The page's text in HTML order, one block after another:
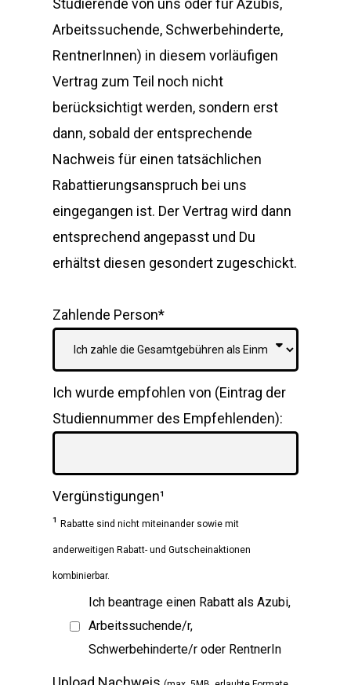
Studierende von uns oder für Azubis,
Arbeitssuchende, Schwerbehinderte,
RentnerInnen) in diesem vorläufigen
Vertrag zum Teil noch nicht
berücksichtigt werden, sondern erst
dann, sobald der entsprechende
Nachweis für einen tatsächlichen
Rabattierungsanspruch bei uns
eingegangen ist. Der Vertrag wird dann
entsprechend angepasst und Du
erhältst diesen gesondert zugeschickt.
Zahlende Person*
Ich wurde empfohlen von (Eintrag der
Studiennummer des Empfehlenden):
Vergünstigungen¹
¹Rabatte sind nicht miteinander sowie mit
anderweitigen Rabatt- und Gutscheinaktionen
kombinierbar.
Ich beantrage einen Rabatt als Azubi,
Arbeitssuchende/r,
Schwerbehinderte/r oder RentnerIn